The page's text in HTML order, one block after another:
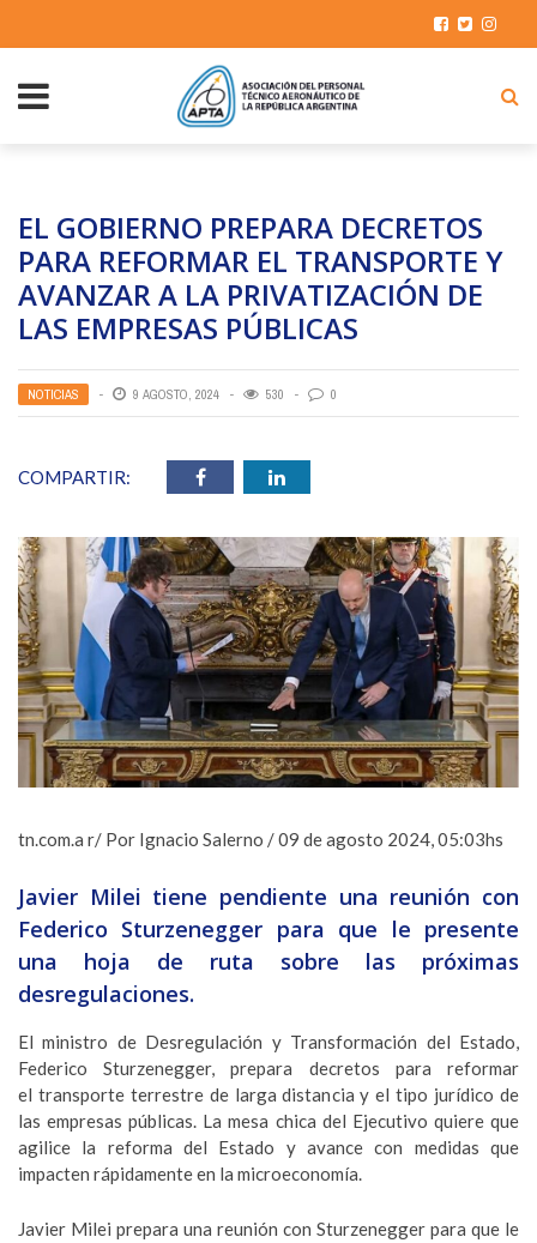
EL GOBIERNO PREPARA DECRETOS
PARA REFORMAR EL TRANSPORTE Y
AVANZAR A LA PRIVATIZACIÓN DE
LAS EMPRESAS PÚBLICAS
NOTICIAS 9 AGOSTO, 2024 530 0
COMPARTIR:
tn.com.a r/ Por Ignacio Salerno / 09 de agosto 2024, 05:03hs
Javier Milei tiene pendiente una reunión con
Federico Sturzenegger para que le presente
una hoja de ruta sobre las próximas
desregulaciones.
El ministro de Desregulación y Transformación del Estado,
Federico Sturzenegger, prepara decretos para reformar
el transporte terrestre de larga distancia y el tipo jurídico de
las empresas públicas. La mesa chica del Ejecutivo quiere que
agilice la reforma del Estado y avance con medidas que
impacten rápidamente en la microeconomía.
Javier Milei prepara una reunión con Sturzenegger para que le